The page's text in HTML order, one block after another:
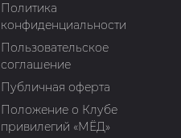
Политика
конфиденциальности
Пользовательское
соглашение
Публичная оферта
Положение о Клубе
привилегий «МЁД»